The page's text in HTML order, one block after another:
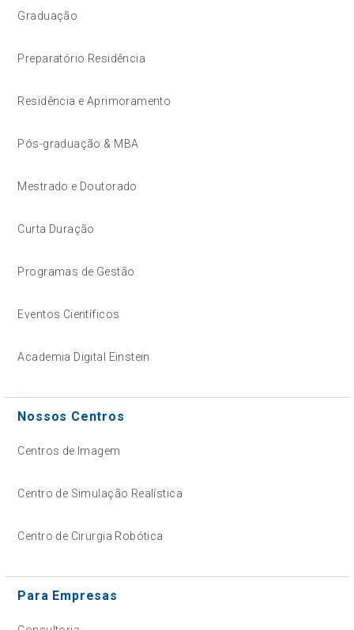
Graduação
Preparatório Residência
Residência e Aprimoramento
Pós-graduação & MBA
Mestrado e Doutorado
Curta Duração
Programas de Gestão
Eventos Científicos
Academia Digital Einstein
Nossos Centros
Centros de Imagem
Centro de Simulação Realística
Centro de Cirurgia Robótica
Para Empresas